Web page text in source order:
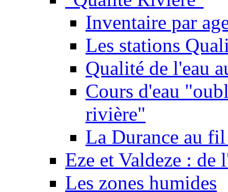
Inventaire par
Les stations
Qualité de l'eau
Cours d'eau
rivière"
La Durance au
Eze et Valdeze : de
Les zones humides